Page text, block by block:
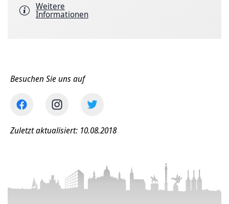
Weitere
Informationen
Besuchen Sie uns auf
Zuletzt aktualisiert: 10.08.2018